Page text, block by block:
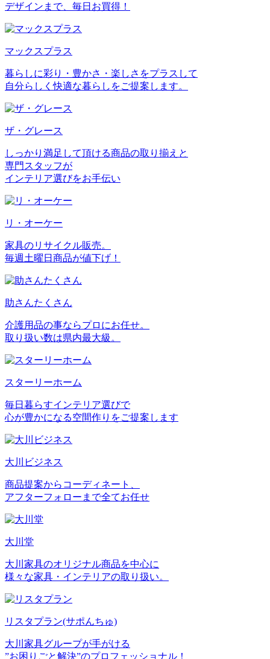
デザインまで、毎日お買得！
マックスプラス
暮らしに彩り・豊かさ・楽しさをプラスして
自分らしく快適な暮らしをご提案します。
ザ・グレース
しっかり満足して頂ける商品の取り揃えと
専門スタッフが
インテリア選びをお手伝い
リ・オーケー
家具のリサイクル販売。
毎週土曜日商品が値下げ！
助さんたくさん
介護用品の事ならプロにお任せ。
取り扱い数は県内最大級。
スターリーホーム
毎日暮らすインテリア選びで
心が豊かになる空間作りをご提案します
大川ビジネス
商品提案からコーディネート、
アフターフォローまで全てお任せ
大川堂
大川家具のオリジナル商品を中心に
様々な家具・インテリアの取り扱い。
リスタプラン(サポんちゅ)
大川家具グループが手がける
”お困りごと解決”のプロフェッショナル！